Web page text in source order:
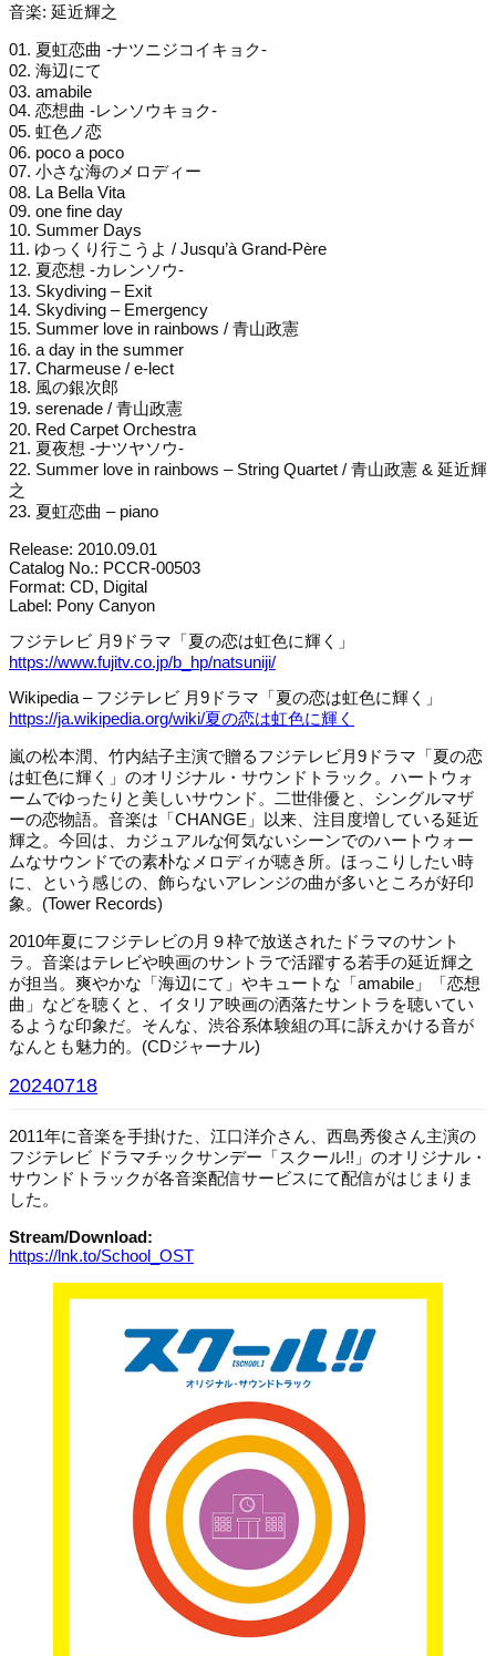
音楽: 延近輝之
01. 夏虹恋曲 -ナツニジコイキョク-
02. 海辺にて
03. amabile
04. 恋想曲 -レンソウキョク-
05. 虹色ノ恋
06. poco a poco
07. 小さな海のメロディー
08. La Bella Vita
09. one fine day
10. Summer Days
11. ゆっくり行こうよ / Jusqu’à Grand-Père
12. 夏恋想 -カレンソウ-
13. Skydiving – Exit
14. Skydiving – Emergency
15. Summer love in rainbows / 青山政憲
16. a day in the summer
17. Charmeuse / e-lect
18. 風の銀次郎
19. serenade / 青山政憲
20. Red Carpet Orchestra
21. 夏夜想 -ナツヤソウ-
22. Summer love in rainbows – String Quartet / 青山政憲 & 延近輝
之
23. 夏虹恋曲 – piano
Release: 2010.09.01
Catalog No.: PCCR-00503
Format: CD, Digital
Label: Pony Canyon
フジテレビ 月9ドラマ「夏の恋は虹色に輝く」
https://www.fujitv.co.jp/b_hp/natsuniji/
Wikipedia – フジテレビ 月9ドラマ「夏の恋は虹色に輝く」
https://ja.wikipedia.org/wiki/夏の恋は虹色に輝く
嵐の松本潤、竹内結子主演で贈るフジテレビ月9ドラマ「夏の恋
は虹色に輝く」のオリジナル・サウンドトラック。ハートウォ
ームでゆったりと美しいサウンド。二世俳優と、シングルマザ
ーの恋物語。音楽は「CHANGE」以来、注目度増している延近
輝之。今回は、カジュアルな何気ないシーンでのハートウォー
ムなサウンドでの素朴なメロディが聴き所。ほっこりしたい時
に、という感じの、飾らないアレンジの曲が多いところが好印
象。(Tower Records)
2010年夏にフジテレビの月９枠で放送されたドラマのサント
ラ。音楽はテレビや映画のサントラで活躍する若手の延近輝之
が担当。爽やかな「海辺にて」やキュートな「amabile」「恋想
曲」などを聴くと、イタリア映画の洒落たサントラを聴いてい
るような印象だ。そんな、渋谷系体験組の耳に訴えかける音が
なんとも魅力的。(CDジャーナル)
20240718
2011年に音楽を手掛けた、江口洋介さん、西島秀俊さん主演の
フジテレビ ドラマチックサンデー「スクール!!」のオリジナル・
サウンドトラックが各音楽配信サービスにて配信がはじまりま
した。
Stream/Download:
https://lnk.to/School_OST